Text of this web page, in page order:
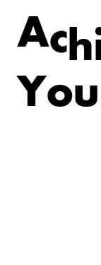
Ach
You